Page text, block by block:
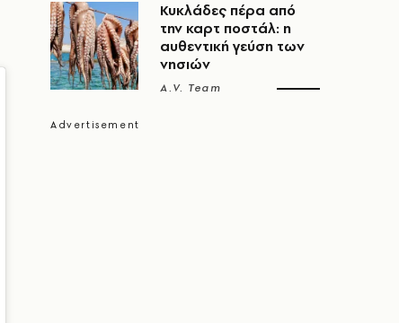
Κυκλάδες πέρα από
την καρτ ποστάλ: η
αυθεντική γεύση των
νησιών
A.V. Team